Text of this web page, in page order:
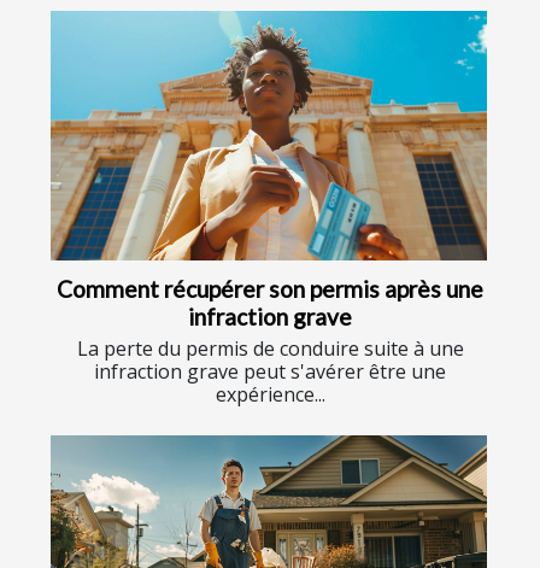
Comment récupérer son permis après une
infraction grave
La perte du permis de conduire suite à une
infraction grave peut s'avérer être une
expérience...